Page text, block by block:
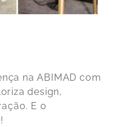
na ABIMAD com
design,
E o